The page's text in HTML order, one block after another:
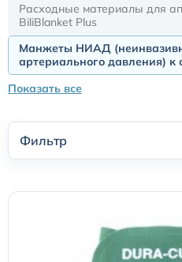
Расходные материалы для
BiliBlanket Plus
Манжеты НИАД
артериального давления) к
Показать все
Фильтр
Пульсоксиметры
Кабели для инвазивного
Датчики (трансдьюсеры)
Nihon Kohden расходные